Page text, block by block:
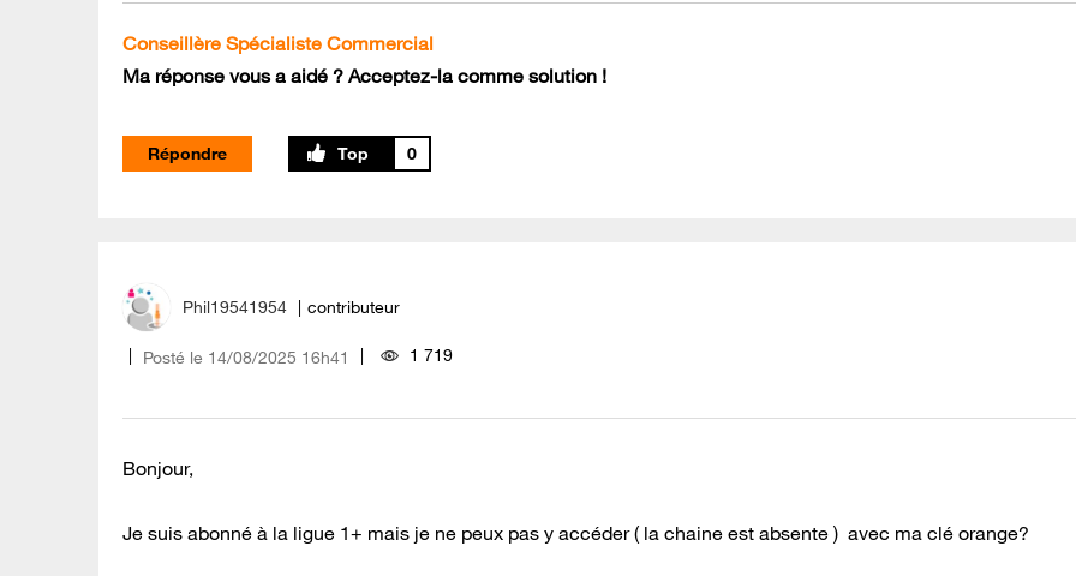
Conseillère Spécialiste Commercial
Ma réponse vous a aidé ? Acceptez-la comme solution !
Répondre 0
Phil19541954 contributeur
Posté le ‎14/08/2025 16h41 1 719
Bonjour,
Je suis abonné à la ligue 1+ mais je ne peux pas y accéder ( la chaine est absente ) avec ma clé orange?